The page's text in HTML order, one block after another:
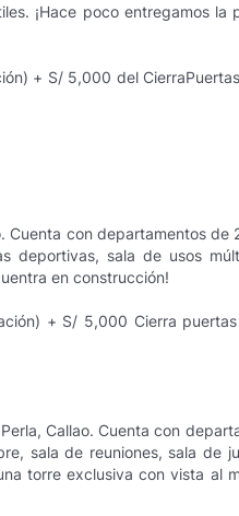
¡Hace poco entregamos la
+ S/ 5,000 del CierraPuertas
Cuenta con departamentos de
deportivas, sala de usos
en construcción!
+ S/ 5,000 Cierra puertas
Callao. Cuenta con
sala de reuniones, sala de
torre exclusiva con vista al